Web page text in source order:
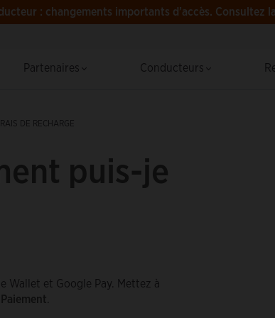
: changements importants d’accès. Consultez
Partenaires Conducteurs
DE RECHARGE
puis-je
Wallet et Google Pay. Mettez à
Paiement